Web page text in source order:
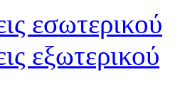
εσωτερικού
εξωτερικού